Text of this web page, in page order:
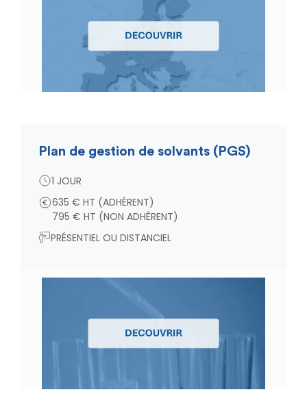
Plan de gestion de solvants (PGS)
1 JOUR
635 € HT (ADHÉRENT)
795 € HT (NON ADHÉRENT)
PRÉSENTIEL OU DISTANCIEL